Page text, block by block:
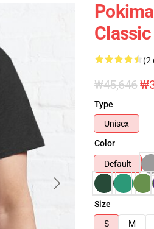
(2
₩45,646
Type
Unisex
Color
Default
Size
S
M